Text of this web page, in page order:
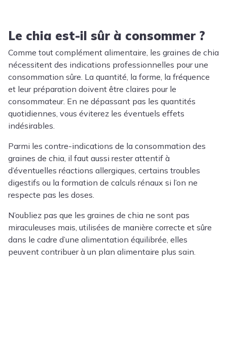
Le chia est-il sûr à consommer ?
Comme tout complément alimentaire, les graines de chia
nécessitent des indications professionnelles pour une
consommation sûre. La quantité, la forme, la fréquence
et leur préparation doivent être claires pour le
consommateur. En ne dépassant pas les quantités
quotidiennes, vous éviterez les éventuels effets
indésirables.
Parmi les contre-indications de la consommation des
graines de chia, il faut aussi rester attentif à
d’éventuelles réactions allergiques, certains troubles
digestifs ou la formation de calculs rénaux si l’on ne
respecte pas les doses.
N’oubliez pas que les graines de chia ne sont pas
miraculeuses mais, utilisées de manière correcte et sûre
dans le cadre d’une alimentation équilibrée, elles
peuvent contribuer à un plan alimentaire plus sain.